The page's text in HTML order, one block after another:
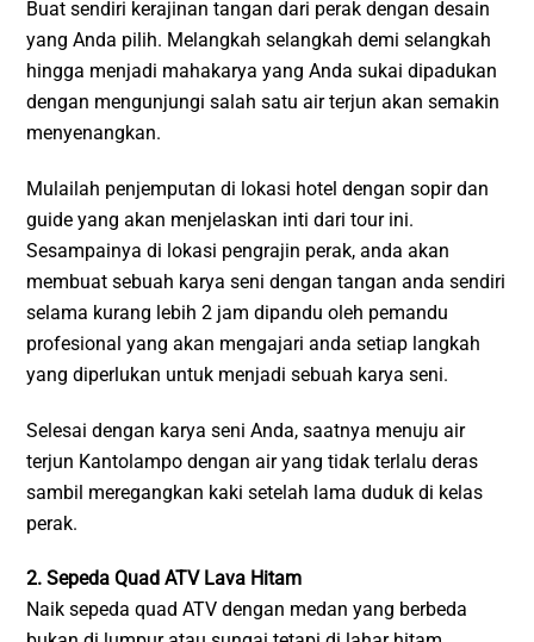
Buat sendiri kerajinan tangan dari perak dengan desain
yang Anda pilih. Melangkah selangkah demi selangkah
hingga menjadi mahakarya yang Anda sukai dipadukan
dengan mengunjungi salah satu air terjun akan semakin
menyenangkan.
Mulailah penjemputan di lokasi hotel dengan sopir dan
guide yang akan menjelaskan inti dari tour ini.
Sesampainya di lokasi pengrajin perak, anda akan
membuat sebuah karya seni dengan tangan anda sendiri
selama kurang lebih 2 jam dipandu oleh pemandu
profesional yang akan mengajari anda setiap langkah
yang diperlukan untuk menjadi sebuah karya seni.
Selesai dengan karya seni Anda, saatnya menuju air
terjun Kantolampo dengan air yang tidak terlalu deras
sambil meregangkan kaki setelah lama duduk di kelas
perak.
2. Sepeda Quad ATV Lava Hitam
Naik sepeda quad ATV dengan medan yang berbeda